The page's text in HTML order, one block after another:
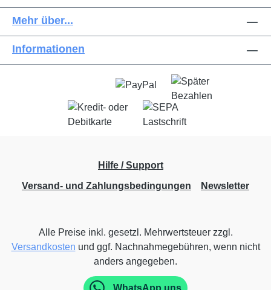
Mehr über...
Informationen
Hilfe / Support
Versand- und Zahlungsbedingungen
Newsletter
Alle Preise inkl. gesetzl. Mehrwertsteuer zzgl.
Versandkosten und ggf. Nachnahmegebühren, wenn nicht
anders angegeben.
WhatsApp uns